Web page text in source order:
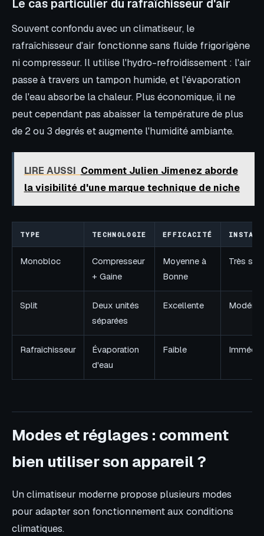
Le cas particulier du rafraîchisseur d'air
Souvent confondu avec un climatiseur, le
rafraîchisseur d'air fonctionne sans fluide frigorigène
ni compresseur. Il utilise l'hydro-refroidissement : l'air
passe à travers un tampon humide, et l'évaporation
de l'eau absorbe la chaleur. Plus économique, il ne
peut cependant pas abaisser la température de plus
de 2 ou 3 degrés et augmente l'humidité ambiante.
LIRE AUSSI Comment Julien Jimenez aborde
la visibilité d'une marque technique de niche
TYPE TECHNOLOGIE EFFICACITÉ
Monobloc
Compresseur
+ Gaine
Moyenne à
Bonne
Très
Split
Deux unités
séparées
Excellente Modérée
Rafraîchisseur
Évaporation
d'eau
Faible
Modes et réglages : comment
bien utiliser son appareil ?
Un climatiseur moderne propose plusieurs modes
pour adapter son fonctionnement aux conditions
climatiques.